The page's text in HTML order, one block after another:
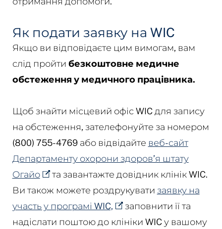
Як подати заявку на WIC
Якщо ви відповідаєте цим вимогам, вам
слід пройти безкоштовне медичне
обстеження у медичного працівника.
Щоб знайти місцевий офіс WIC для запису
на обстеження, зателефонуйте за номером
(800) 755-4769 або відвідайте веб-сайт
Департаменту охорони здоров’я штату
Огайо
та завантажте довідник клінік WIC.
Ви також можете роздрукувати заявку на
участь у програмі WIC,
заповнити її та
надіслати поштою до клініки WIC у вашому